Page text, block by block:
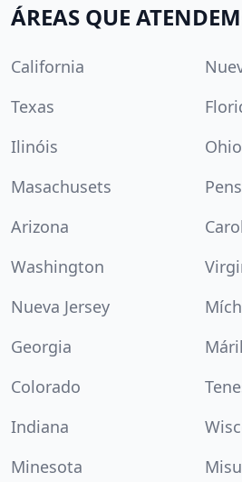
ÁREAS QUE
California
Texas
Ilinóis
Ohio
Masachusets
Arizona
Washington
Nueva Jersey
Georgia
Colorado
Indiana
Minesota